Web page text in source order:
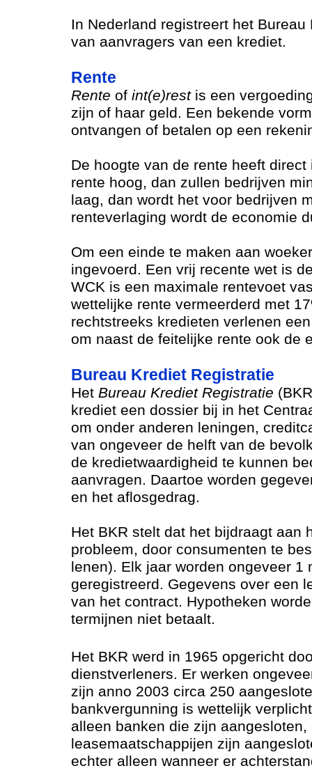
In Nederland registreert het
van aanvragers van een krediet.
Rente
Rente of int(e)restis een
zijn of haar geld. Een bekende
ontvangen of betalen op een
De hoogte van de rente heeft
rente hoog, dan zullen bedrijven
laag, dan wordt het voor bedrijven
renteverlaging wordt de economie
Om een einde te maken aan
ingevoerd. Een vrij recente wet is
WCK is een maximale rentevoet
wettelijke rente vermeerderd met
rechtstreeks kredieten verlenen
om naast de feitelijke rente ook de
Bureau Krediet Registratie
Het Bureau Krediet Registratie
krediet een dossier bij in het
om onder anderen leningen,
van ongeveer de helft van de
de kredietwaardigheid te kunnen
aanvragen. Daartoe worden
en het aflosgedrag.
Het BKR stelt dat het bijdraagt aan
probleem, door consumenten te
lenen). Elk jaar worden ongeveer
geregistreerd. Gegevens over een
van het contract. Hypotheken
termijnen niet betaalt.
Het BKR werd in 1965 opgericht
dienstverleners. Er werken
zijn anno 2003 circa 250
bankvergunning is wettelijk
alleen banken die zijn
leasemaatschappijen zijn
echter alleen wanneer er